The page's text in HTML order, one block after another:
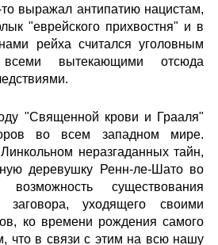
то выражал антипатию нацистам,
"еврейского прихвостня" и в
рейха считался уголовным
вытекающими отсюда
"Священной крови и Грааля"
во всем западном мире.
неразгаданных тайн,
деревушку Ренн-ле-Шато во
существования
уходящего своими
ко времени рождения самого
что в связи с этим на всю нашу